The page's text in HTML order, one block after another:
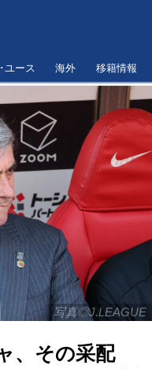
ユース 海外 移籍情報
写真◎J.LEAGUE
、その采配